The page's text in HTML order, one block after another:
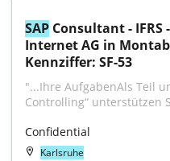
SAP Consultant -
Internet AG in
Kennziffer: SF-53
"...Ihre AufgabenAls Teil
Controlling“ unterstützen
Confidential
Karlsruhe